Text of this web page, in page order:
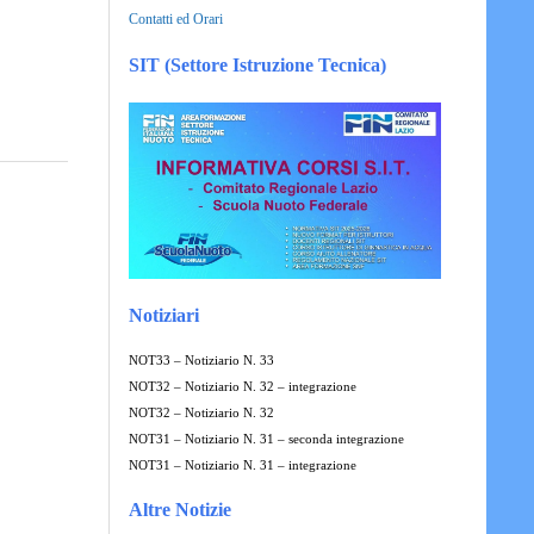
Contatti ed Orari
SIT (Settore Istruzione Tecnica)
Notiziari
NOT33 – Notiziario N. 33
NOT32 – Notiziario N. 32 – integrazione
NOT32 – Notiziario N. 32
NOT31 – Notiziario N. 31 – seconda integrazione
NOT31 – Notiziario N. 31 – integrazione
Altre Notizie